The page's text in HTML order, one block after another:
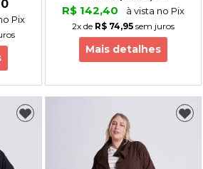
Pix
R$ 142,40
à vista no Pix
2x de R$ 74,95 sem juros
Mais detalhes